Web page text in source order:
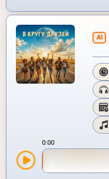
AI
0:00